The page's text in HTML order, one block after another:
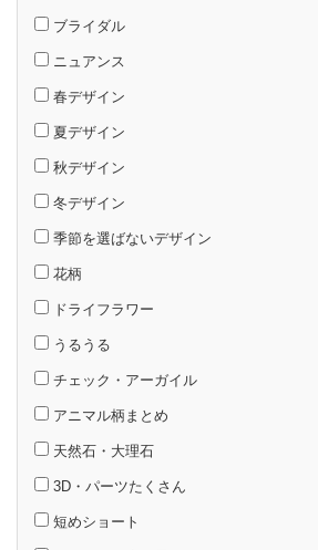
ブライダル
ニュアンス
春デザイン
夏デザイン
秋デザイン
冬デザイン
季節を選ばないデザイン
花柄
ドライフラワー
うるうる
チェック・アーガイル
アニマル柄まとめ
天然石・大理石
3D・パーツたくさん
短めショート